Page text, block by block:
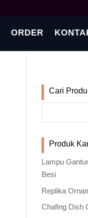
ORDER
Cari
Produk
Lampu
Besi
Replika
Chafing Dish